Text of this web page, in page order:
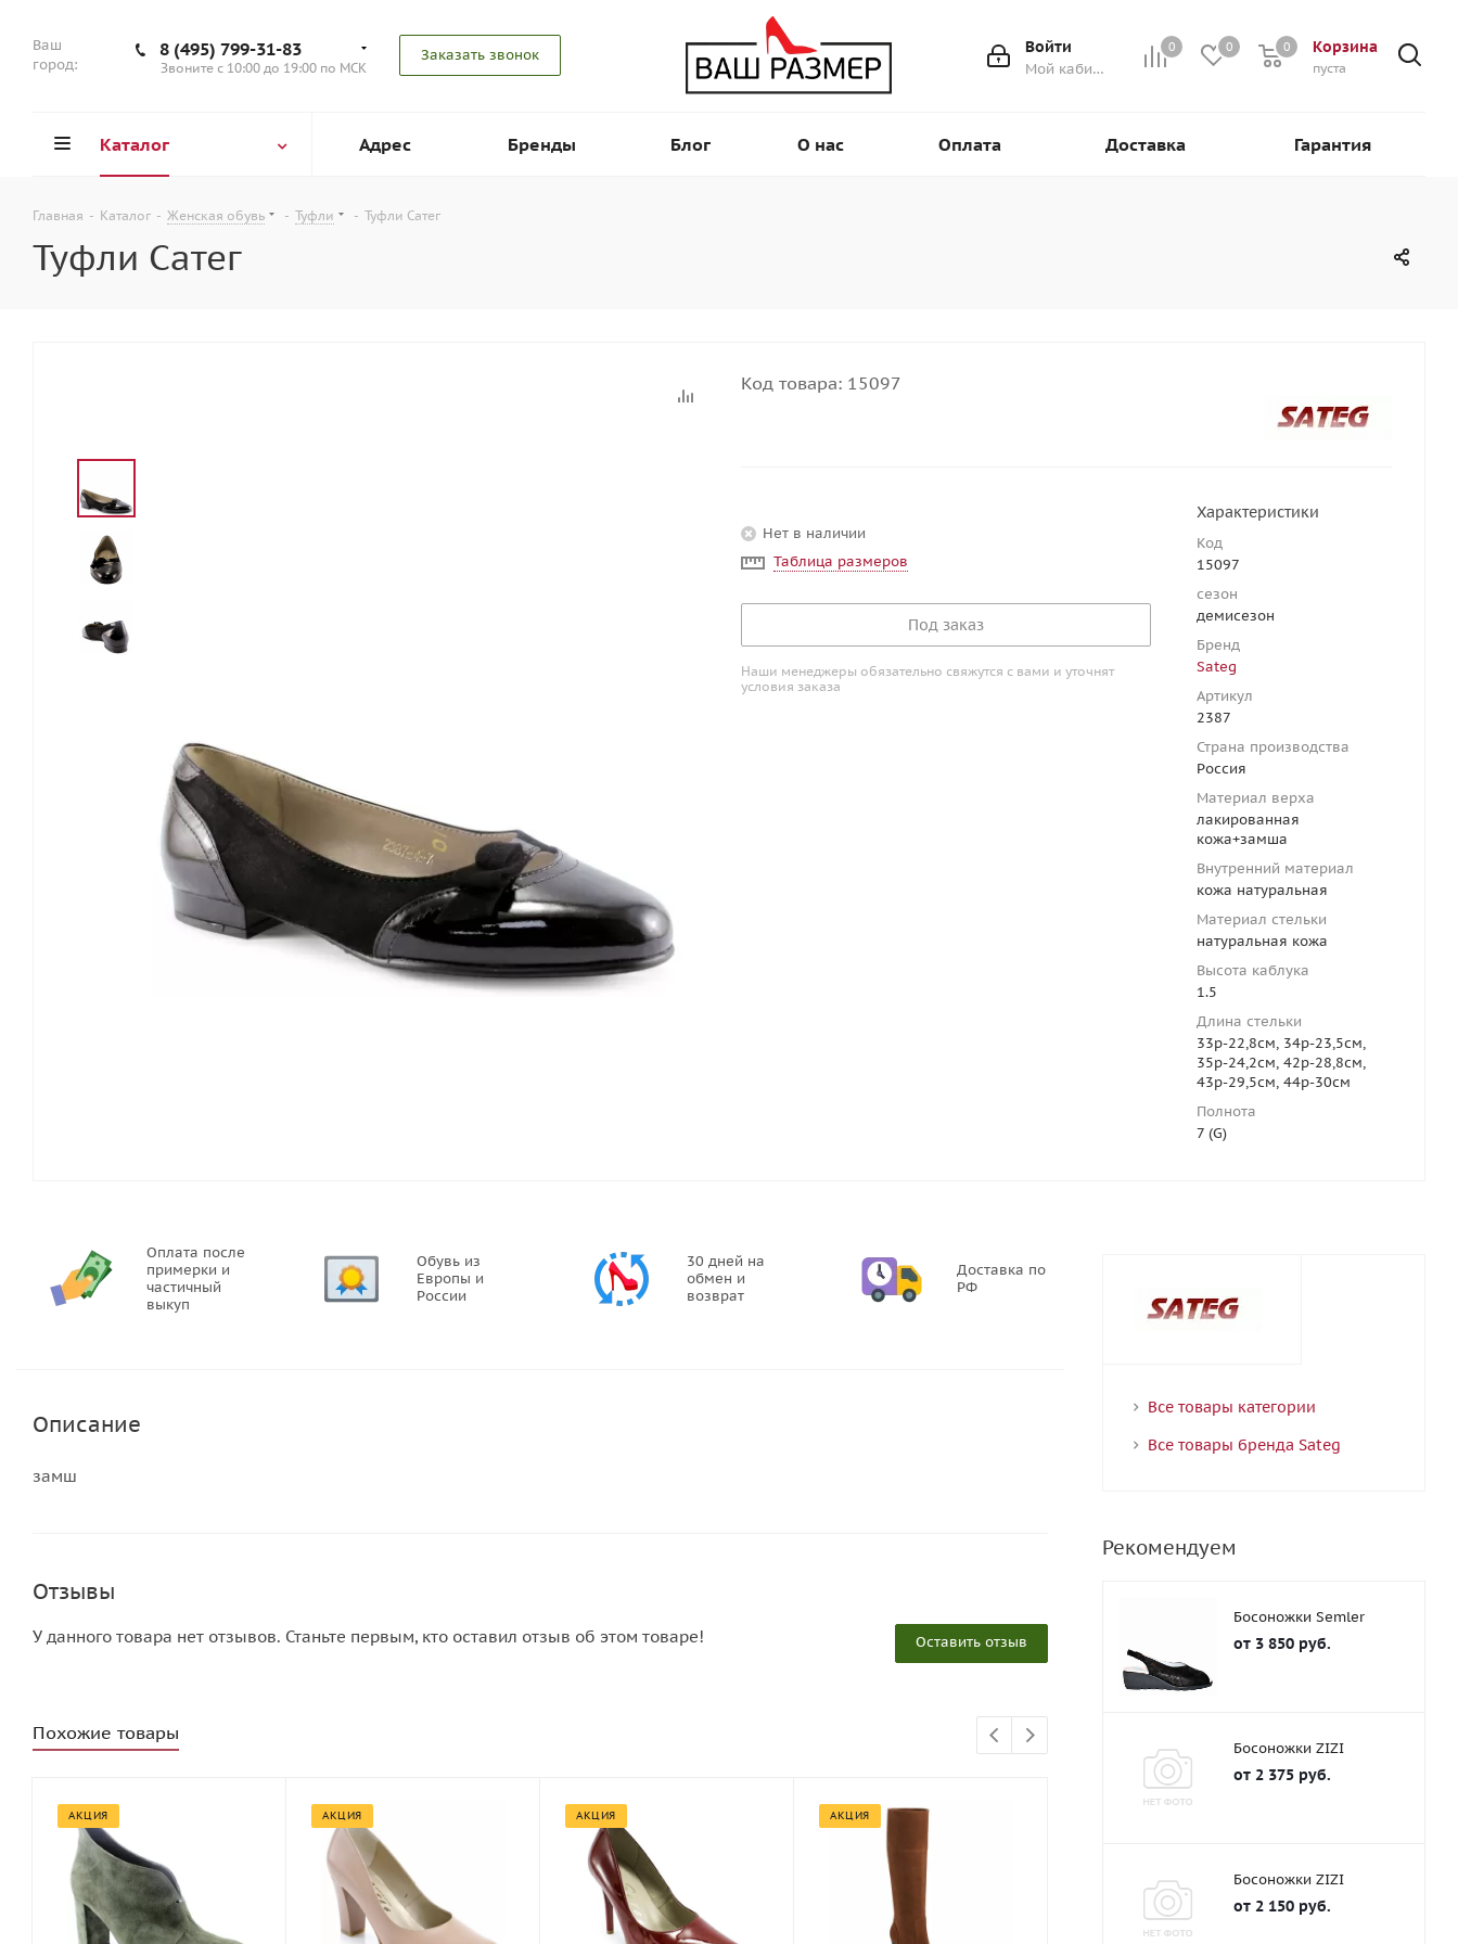
Ваш
город:
8 (495) 799-31-83
Звоните с 10:00 до 19:00 по МСК
Заказать звонок 0 0 Корзина
0
пуста
0
Войти
Мой кабинет
Каталог Адрес Бренды Блог О нас Оплата Доставка Гарантия
Главная - Каталог - Женская обувь - Туфли - Туфли Сатег
Туфли Сатег
Код товара: 15097
Нет в наличии
Таблица размеров
Под заказ
Наши менеджеры обязательно свяжутся с вами и уточнят
условия заказа
Характеристики
Код
15097
сезон
демисезон
Бренд
Sateg
Артикул
2387
Страна производства
Россия
Материал верха
лакированная
кожа+замша
Внутренний материал
кожа натуральная
Материал стельки
натуральная кожа
Высота каблука
1.5
Длина стельки
33р-22,8см, 34р-23,5см,
35р-24,2см, 42р-28,8см,
43р-29,5см, 44р-30см
Полнота
7 (G)
Оплата после
примерки и
частичный
выкуп
Обувь из
Европы и
России
30 дней на
обмен и
возврат
Доставка по
РФ
Описание
замш
Отзывы
Оставить отзыв
У данного товара нет отзывов. Станьте первым, кто оставил отзыв об этом товаре!
Похожие товары
АКЦИЯ АКЦИЯ АКЦИЯ АКЦИЯ
Все товары категории
Все товары бренда Sateg
Рекомендуем
Босоножки Semler
от 3 850 руб.
Босоножки ZIZI
от 2 375 руб.
Босоножки ZIZI
от 2 150 руб.